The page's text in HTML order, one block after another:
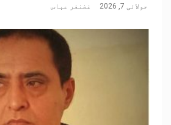
جولائی 7, 2026 غضنفر عباس